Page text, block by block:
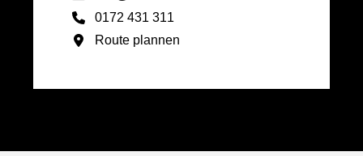
0172 431 311
Route plannen